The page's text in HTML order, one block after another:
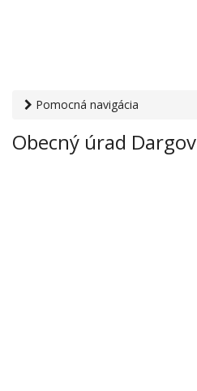
Pomocná navigácia
Obecný úrad Dargov
Obecný úrad Dargov